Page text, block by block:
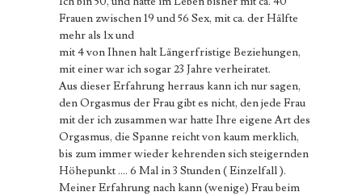
Frauen zwischen 19 und 56 Sex, mit ca. der Hälfte
mehr als 1x und
mit 4 von Ihnen halt Längerfristige Beziehungen,
mit einer war ich sogar 23 Jahre verheiratet.
Aus dieser Erfahrung herraus kann ich nur sagen,
den Orgasmus der Frau gibt es nicht, den jede Frau
mit der ich zusammen war hatte Ihre eigene Art des
Orgasmus, die Spanne reicht von kaum merklich,
bis zum immer wieder kehrenden sich steigernden
Höhepunkt .... 6 Mal in 3 Stunden ( Einzelfall ).
Meiner Erfahrung nach kann (wenige) Frau beim